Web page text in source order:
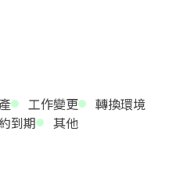
工作變更
轉換環境
到期 其他